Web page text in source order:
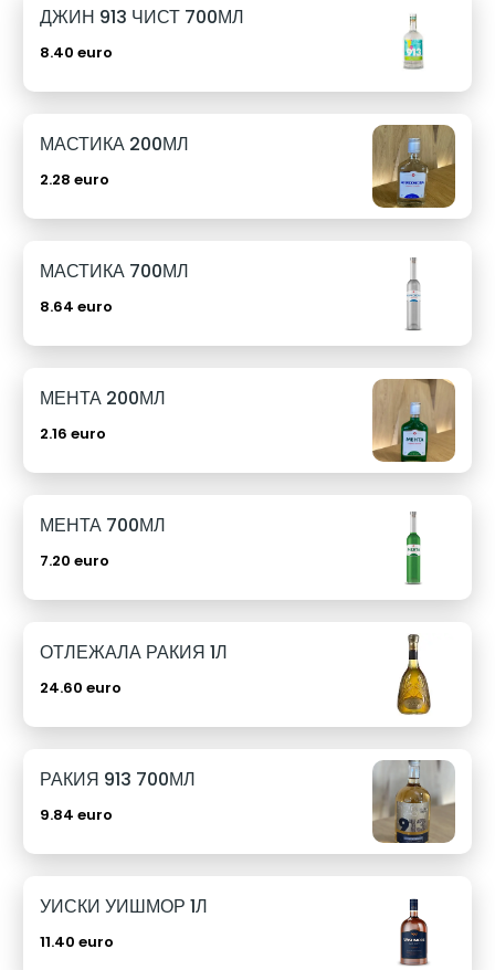
ДЖИН 913 ЧИСТ 700МЛ
8.40 euro
МАСТИКА 200МЛ
2.28 euro
МАСТИКА 700МЛ
8.64 euro
МЕНТА 200МЛ
2.16 euro
МЕНТА 700МЛ
7.20 euro
ОТЛЕЖАЛА РАКИЯ 1Л
24.60 euro
РАКИЯ 913 700МЛ
9.84 euro
УИСКИ УИШМОР 1Л
11.40 euro